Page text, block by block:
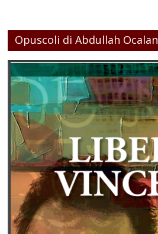
Opuscoli di Abdullah Ocalan